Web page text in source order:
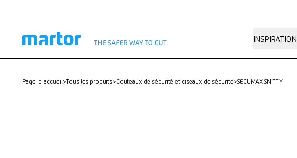
INSPIRATION
page-d-accueil> Tous les produits> Couteaux de sécurité et ciseaux de sécurité> SECUMAX SNITTY